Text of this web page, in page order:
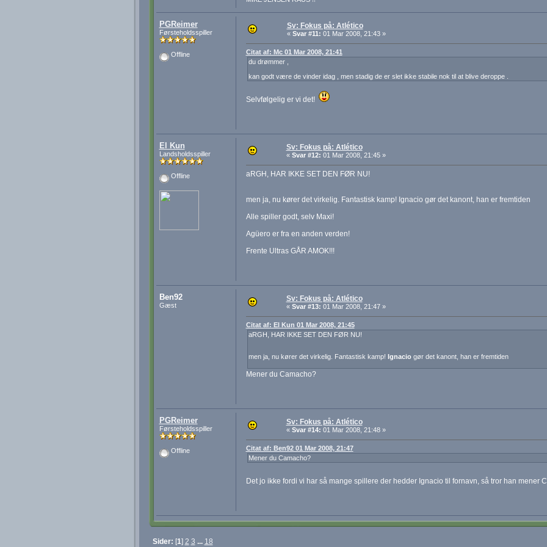
PGReimer
Førsteholdsspiller
Offline
Sv: Fokus på: Atlético
« Svar #11: 01 Mar 2008, 21:43 »
Citat af: Mc 01 Mar 2008, 21:41
du drømmer ,
kan godt være de vinder idag , men stadig de er slet ikke stabile nok til at blive deroppe .
Selvfølgelig er vi det!
El Kun
Landsholdsspiller
Offline
Sv: Fokus på: Atlético
« Svar #12: 01 Mar 2008, 21:45 »
aRGH, HAR IKKE SET DEN FØR NU!
men ja, nu kører det virkelig. Fantastisk kamp! Ignacio gør det kanont, han er fremtiden
Alle spiller godt, selv Maxi!
Agüero er fra en anden verden!
Frente Ultras GÅR AMOK!!!
Ben92
Gæst
Sv: Fokus på: Atlético
« Svar #13: 01 Mar 2008, 21:47 »
Citat af: El Kun 01 Mar 2008, 21:45
aRGH, HAR IKKE SET DEN FØR NU!
men ja, nu kører det virkelig. Fantastisk kamp! Ignaciogør det kanont, han er fremtiden
Mener du Camacho?
PGReimer
Førsteholdsspiller
Offline
Sv: Fokus på: Atlético
« Svar #14: 01 Mar 2008, 21:48 »
Citat af: Ben92 01 Mar 2008, 21:47
Mener du Camacho?
Det jo ikke fordi vi har så mange spillere der hedder Ignacio til fornavn, så tror han mener
Sider: [1] 2 3 ... 18